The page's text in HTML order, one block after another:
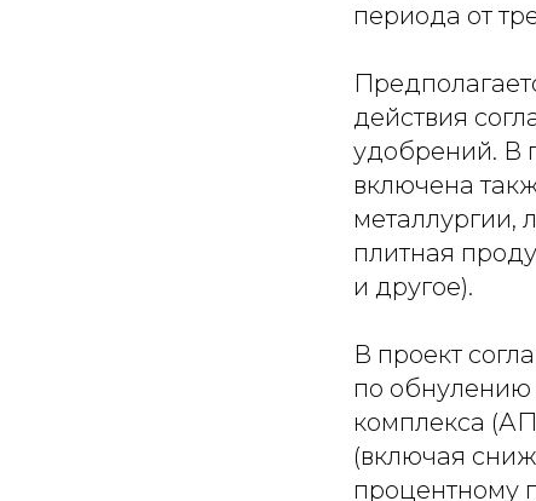
периода от
действия
удобрений. В
включена
металлургии,
плитная
и другое).
В проект
по
комплекса
(включая
процентному